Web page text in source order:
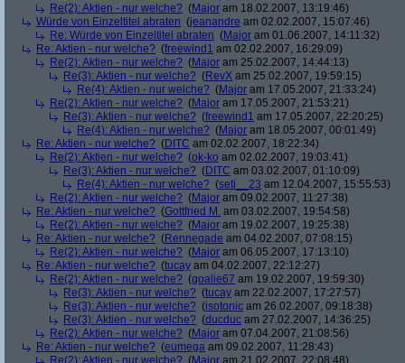
Re(2): Aktien - nur welche? (Major am 18.02.2007, 13:19:46)
Würde von Einzeltitel abraten (jeanandre am 02.02.2007, 15:07:46)
Re: Würde von Einzeltitel abraten (Major am 01.06.2007, 14:11:32)
Re: Aktien - nur welche? (freewind1 am 02.02.2007, 16:29:09)
Re(2): Aktien - nur welche? (Major am 25.02.2007, 14:44:13)
Re(3): Aktien - nur welche? (RevX am 25.02.2007, 19:59:15)
Re(4): Aktien - nur welche? (Major am 17.05.2007, 21:33:24)
Re(2): Aktien - nur welche? (Major am 17.05.2007, 21:53:21)
Re(3): Aktien - nur welche? (freewind1 am 17.05.2007, 22:20:25)
Re(4): Aktien - nur welche? (Major am 18.05.2007, 00:01:49)
Re: Aktien - nur welche? (DITC am 02.02.2007, 18:22:34)
Re(2): Aktien - nur welche? (ok-ko am 02.02.2007, 19:03:41)
Re(3): Aktien - nur welche? (DITC am 03.02.2007, 01:10:09)
Re(4): Aktien - nur welche? (seti__23 am 12.04.2007, 15:55:53)
Re(2): Aktien - nur welche? (Major am 09.02.2007, 11:27:38)
Re: Aktien - nur welche? (Gottfried M. am 03.02.2007, 19:54:58)
Re(2): Aktien - nur welche? (Major am 19.02.2007, 19:25:38)
Re: Aktien - nur welche? (Rennegade am 04.02.2007, 07:08:15)
Re(2): Aktien - nur welche? (Major am 06.05.2007, 17:13:10)
Re: Aktien - nur welche? (tucay am 04.02.2007, 22:12:27)
Re(2): Aktien - nur welche? (goalie67 am 19.02.2007, 19:59:30)
Re(3): Aktien - nur welche? (tucay am 22.02.2007, 17:27:57)
Re(3): Aktien - nur welche? (isotonic am 26.02.2007, 09:18:38)
Re(3): Aktien - nur welche? (ducduc am 27.02.2007, 14:36:25)
Re(2): Aktien - nur welche? (Major am 07.04.2007, 21:08:56)
Re: Aktien - nur welche? (eumega am 09.02.2007, 11:28:43)
Re(2): Aktien - nur welche? (Major am 21.02.2007, 22:08:48)